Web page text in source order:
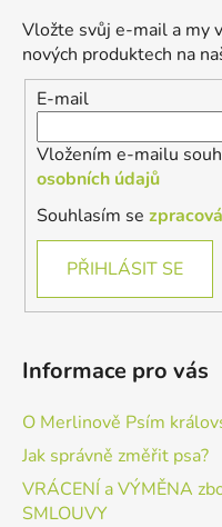
Vložte svůj e-mail a my
nových produktech na
E-mail
Vložením e-mailu
osobních údajů
Souhlasím se
PŘIHLÁSIT SE
Informace pro vás
O Merlinově Psím
Jak správně změřit psa?
VRÁCENÍ a VÝMĚNA
SMLOUVY